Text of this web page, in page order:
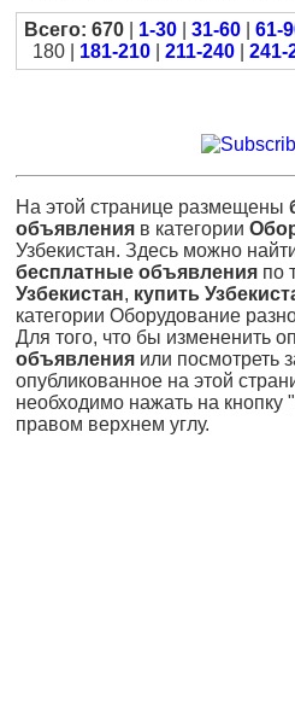
Всего: 670| 1-30| 31-60| 61-
180 | 181-210 211-240 241-
На этой странице размещены
объявления в категории
Узбекистан. Здесь можно
бесплатные объявления по
Узбекистан, купить
категории Оборудование
Для того, что бы измененить
объявления или посмотреть
опубликованное на этой
необходимо нажать на
правом верхнем углу.